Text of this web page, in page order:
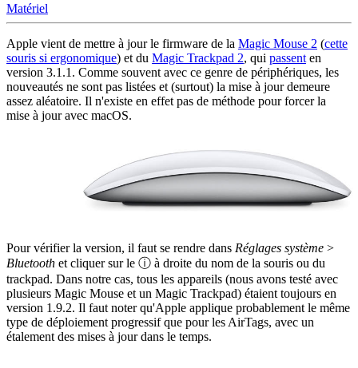
Matériel
Apple vient de mettre à jour le firmware de la Magic Mouse 2 (cette
souris si ergonomique) et du Magic Trackpad 2, qui passent en
version 3.1.1. Comme souvent avec ce genre de périphériques, les
nouveautés ne sont pas listées et (surtout) la mise à jour demeure
assez aléatoire. Il n'existe en effet pas de méthode pour forcer la
mise à jour avec macOS.
Pour vérifier la version, il faut se rendre dans Réglages système >
Bluetooth et cliquer sur le ⓘ à droite du nom de la souris ou du
trackpad. Dans notre cas, tous les appareils (nous avons testé avec
plusieurs Magic Mouse et un Magic Trackpad) étaient toujours en
version 1.9.2. Il faut noter qu'Apple applique probablement le même
type de déploiement progressif que pour les AirTags, avec un
étalement des mises à jour dans le temps.